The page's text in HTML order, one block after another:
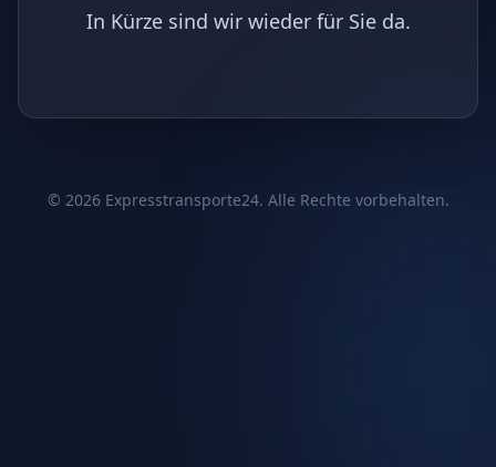
In Kürze sind wir wieder für Sie da.
© 2026Expresstransporte24. Alle Rechte vorbehalten.